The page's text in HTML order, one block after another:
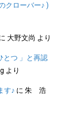
クローバー♪ )
大野文尚 より
とつ 」と再認
より
す♪ に 朱 浩